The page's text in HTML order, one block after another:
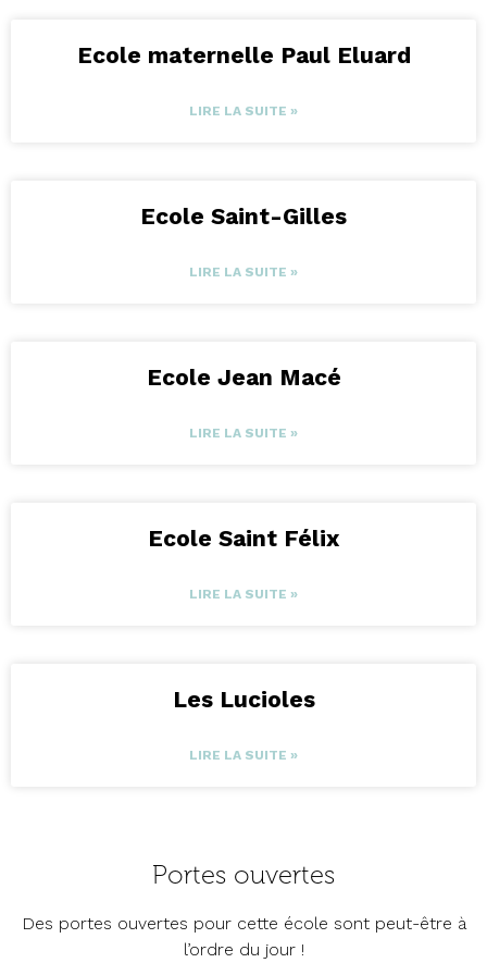
Ecole maternelle Paul Eluard
LIRE LA SUITE »
Ecole Saint-Gilles
LIRE LA SUITE »
Ecole Jean Macé
LIRE LA SUITE »
Ecole Saint Félix
LIRE LA SUITE »
Les Lucioles
LIRE LA SUITE »
Portes ouvertes
Des portes ouvertes pour cette école sont peut-être à
l’ordre du jour !